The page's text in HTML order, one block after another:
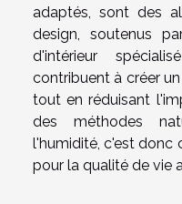
adaptés, sont des
design, soutenus
d'intérieur
contribuent à créer
tout en réduisant
des méthodes
l'humidité, c'est donc
pour la qualité de vie